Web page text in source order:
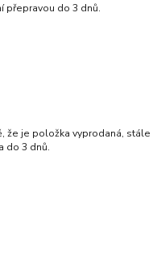
přepravou do 3 dnů.
že je položka vyprodaná, stále
do 3 dnů.